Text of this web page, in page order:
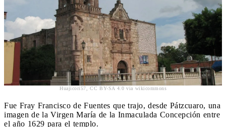
Huajicori57, CC BY-SA 4.0 via wikicommons
Fue Fray Francisco de Fuentes que trajo, desde Pátzcuaro, una
imagen de la Virgen María de la Inmaculada Concepción entre
el año 1629 para el templo.